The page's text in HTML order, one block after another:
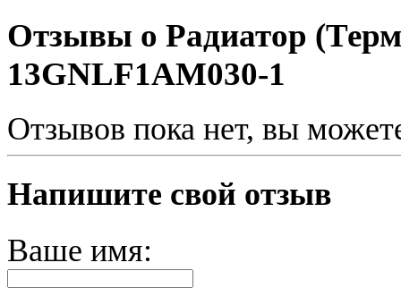
Отзывы о Радиатор
13GNLF1AM030-1
Отзывов пока нет, вы
Напишите свой отзыв
Ваше имя: